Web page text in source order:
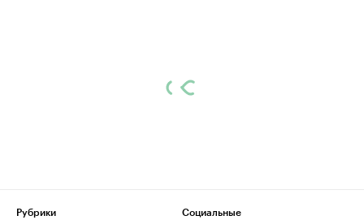
Рубрики
Социальные